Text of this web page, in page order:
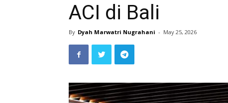
ACI di Bali
By Dyah Marwatri Nugrahani - May 25, 2026